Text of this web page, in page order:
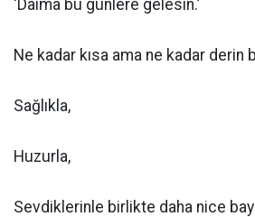
‘Daima bu günlere gelesin.’
Ne kadar kısa ama ne kadar derin
Sağlıkla,
Huzurla,
Sevdiklerinle birlikte daha nice